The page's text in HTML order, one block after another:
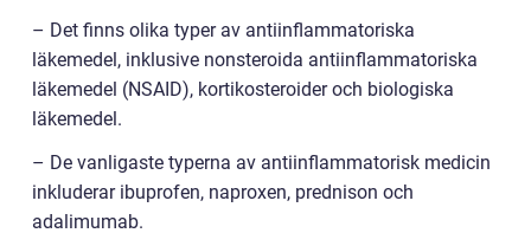
– Det finns olika typer av antiinflammatoriska
läkemedel, inklusive nonsteroida antiinflammatoriska
läkemedel (NSAID), kortikosteroider och biologiska
läkemedel.
– De vanligaste typerna av antiinflammatorisk medicin
inkluderar ibuprofen, naproxen, prednison och
adalimumab.